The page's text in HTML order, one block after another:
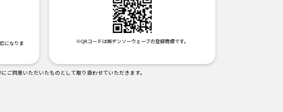
になりま
※QRコードは㈱デンソーウェーブの登録商標です。
ご同意いただいたものとして取り扱わせていただきます。